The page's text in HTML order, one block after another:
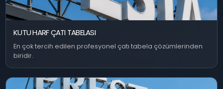
KUTU HARF ÇATI TABELASI
En çok tercih edilen profesyonel çatı tabela çözümlerinden
biridir.